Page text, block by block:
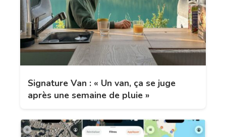
Signature Van : « Un van, ça se juge
après une semaine de pluie »